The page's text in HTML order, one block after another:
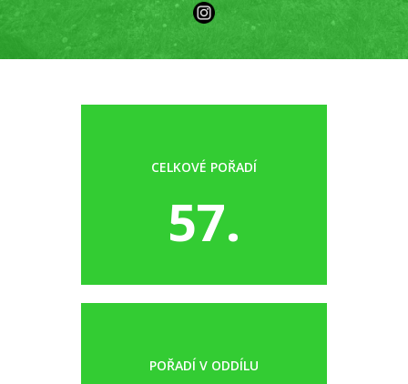
CELKOVÉ POŘADÍ
57.
POŘADÍ V ODDÍLU